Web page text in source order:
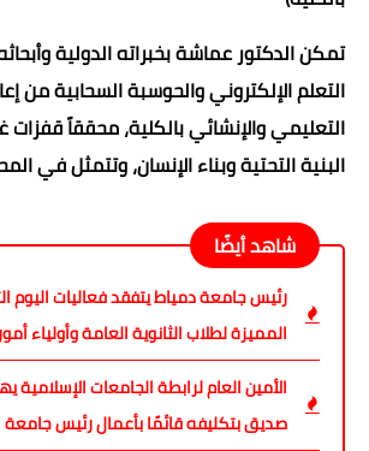
تمكن الدكتور عماشة بخبراته الدولية
التعلم الإلكتروني والحوسبة السحابية من
التعليمي والإنشائي بالكلية، محققاً
البنية التحتية وبناء الإنسان، وتتمثل في
شاهد أيضًا
رئيس جامعة دمياط يتفقد فعاليات اليوم
المميزة لطلاب الثانوية العامة وأولياء
الأمين العام لرابطة الجامعات
صديق بتكليفه قائمًا بأعمال رئيس جامعة